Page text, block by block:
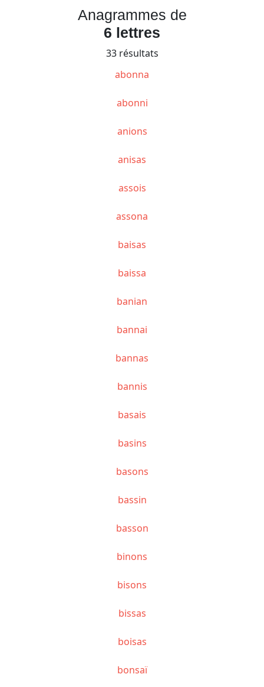
Anagrammes de
6 lettres
33 résultats
abonna
abonni
anions
anisas
assois
assona
baisas
baissa
banian
bannai
bannas
bannis
basais
basins
basons
bassin
basson
binons
bisons
bissas
boisas
bonsaï